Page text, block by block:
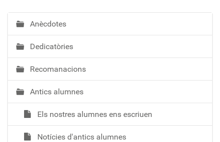
N
a
v
e
g
a
c
Anècdotes
Dedicatòries
Recomanacions
Antics alumnes
Els nostres alumnes ens escriuen
Notícies d'antics alumnes